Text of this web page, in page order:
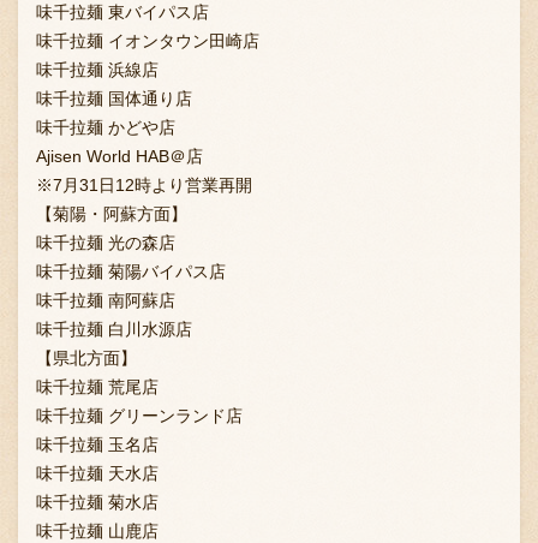
味千拉麺 東バイパス店
味千拉麺 イオンタウン田崎店
味千拉麺 浜線店
味千拉麺 国体通り店
味千拉麺 かどや店
Ajisen World HAB＠店
※7月31日12時より営業再開
【菊陽・阿蘇方面】
味千拉麺 光の森店
味千拉麺 菊陽バイパス店
味千拉麺 南阿蘇店
味千拉麺 白川水源店
【県北方面】
味千拉麺 荒尾店
味千拉麺 グリーンランド店
味千拉麺 玉名店
味千拉麺 天水店
味千拉麺 菊水店
味千拉麺 山鹿店